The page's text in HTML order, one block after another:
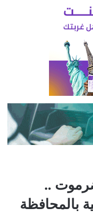
..
بالمحافظة